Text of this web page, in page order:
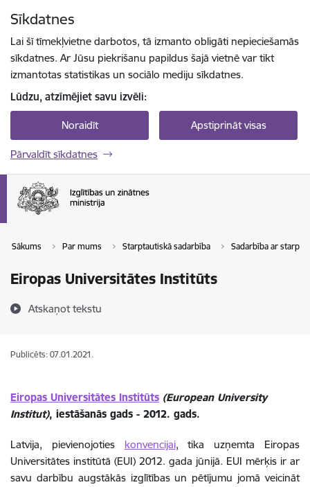
Sīkdatnes
Lai šī tīmekļvietne darbotos, tā izmanto obligāti nepieciešamās
sīkdatnes. Ar Jūsu piekrišanu papildus šajā vietnē var tikt
izmantotas statistikas un sociālo mediju sīkdatnes.
Lūdzu, atzīmējiet savu izvēli:
Noraidīt Apstiprināt visas
Pārvaldīt sīkdatnes
Sākums Par mums Starptautiskā sadarbība Sadarbība ar
Eiropas Universitātes Institūts
Atskaņot tekstu
Publicēts: 07.01.2021.
Eiropas Universitātes Institūts (European University
Institut), iestāšanās gads - 2012. gads.
Latvija, pievienojoties konvencijai, tika uzņemta Eiropas
Universitātes institūtā (EUI) 2012. gada jūnijā. EUI mērķis ir ar
savu darbību augstākās izglītības un pētījumu jomā veicināt